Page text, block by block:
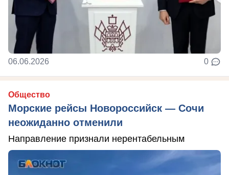
06.06.2026 0
Общество
Морские рейсы Новороссийск — Сочи
неожиданно отменили
Направление признали нерентабельным